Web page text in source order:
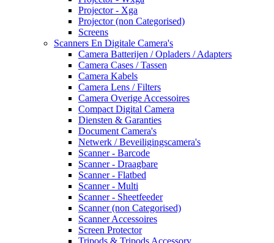
Projector - Xga
Projector (non Categorised)
Screens
Scanners En Digitale Camera's
Camera Batterijen / Opladers / Adapters
Camera Cases / Tassen
Camera Kabels
Camera Lens / Filters
Camera Overige Accessoires
Compact Digital Camera
Diensten & Garanties
Document Camera's
Netwerk / Beveiligingscamera's
Scanner - Barcode
Scanner - Draagbare
Scanner - Flatbed
Scanner - Multi
Scanner - Sheetfeeder
Scanner (non Categorised)
Scanner Accessoires
Screen Protector
Tripods & Tripods Accessory